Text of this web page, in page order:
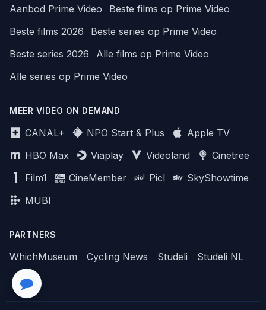
Aanbod Prime Video
Beste films op Prime Video
Beste films 2026
Beste series op Prime Video
Beste series 2026
Alle films op Prime Video
Alle series op Prime Video
MEER VIDEO ON DEMAND
CANAL+ NPO Start & Plus
Apple TV
HBO Max
Viaplay Videoland
Cinetree
Film1
CineMember Picl
SkyShowtime
MUBI
PARTNERS
WhichMuseum Cycling News Studeli Studeli NL